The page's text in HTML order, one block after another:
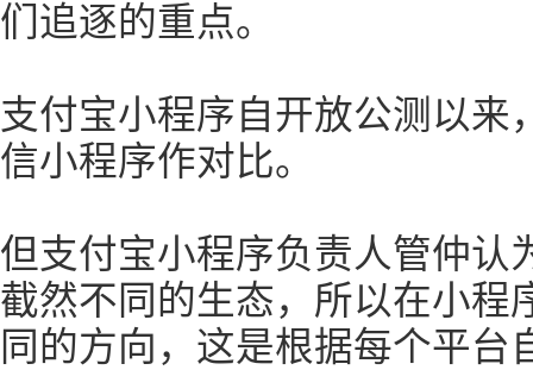
们追逐的重点。
支付宝小程序自开放公测以来
信小程序作对比。
但支付宝小程序负责人管仲认
截然不同的生态，所以在小程
同的方向，这是根据每个平台